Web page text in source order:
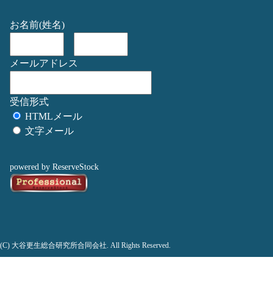
お名前(姓名)
メールアドレス
受信形式
HTMLメール
文字メール
powered by ReserveStock
(C) 大谷更生総合研究所合同会社. All Rights Reserved.